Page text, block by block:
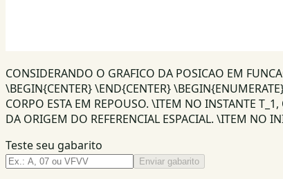
CONSIDERANDO O GRAFICO DA POSICAO EM
\BEGIN{CENTER} \END{CENTER}
CORPO ESTA EM REPOUSO. \ITEM NO INSTANTE
DA ORIGEM DO REFERENCIAL ESPACIAL. \ITEM NO
Teste seu gabarito
Enviar gabarito